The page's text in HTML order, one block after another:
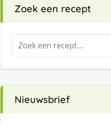
Zoek een recept
Zoeken
naar:
Nieuwsbrief